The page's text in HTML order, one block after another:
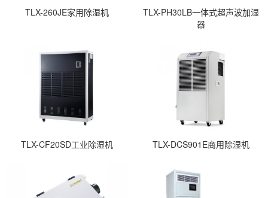
TLX-260JE家用除湿机
TLX-PH30LB一体式超声波加湿
器
TLX-CF20SD工业除湿机 TLX-DCS901E商用除湿机